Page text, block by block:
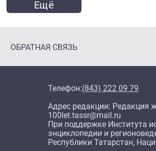
Ещё
ОБРАТНАЯ СВЯЗЬ
Телефон:(843) 222 09 79
Адрес редакции: Редакция
100let.tassr@mail.ru
При поддержке Института
энциклопедии и
Республики Татарстан,